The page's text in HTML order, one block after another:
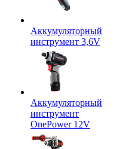
Аккумуляторный
инструмент 3,6V
Аккумуляторный
инструмент
OnePower 12V